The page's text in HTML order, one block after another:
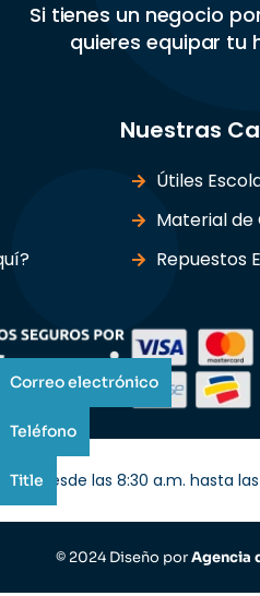
Si tienes un negocio
quieres equipar tu
Nuestras
Útiles
Material de
Repuestos
desde las 8:30 a.m. hasta
© 2024 Diseño porAgencia
Correo electrónico
Teléfono
Title